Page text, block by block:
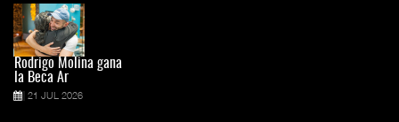
Rodrigo Molina gana
la Beca Ar
21 JUL 2026